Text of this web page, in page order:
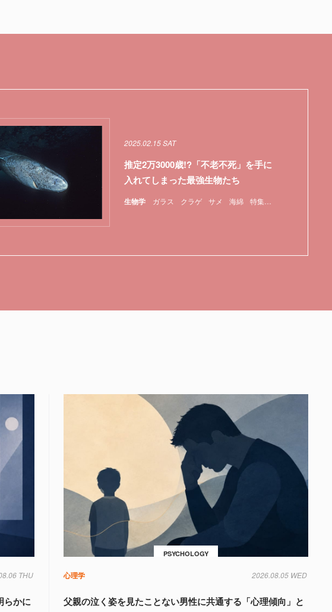
生物学 ガラス クラゲ サメ 海綿 特集
2025.02.15 SAT
推定2万3000歳!?「不老不死」を手に
入れてしまった最強生物たち
THU
らかに
PSYCHOLOGY
心理学 2026.08.05 WED
父親の泣く姿を見たことない男性に共通する「心理傾向」と